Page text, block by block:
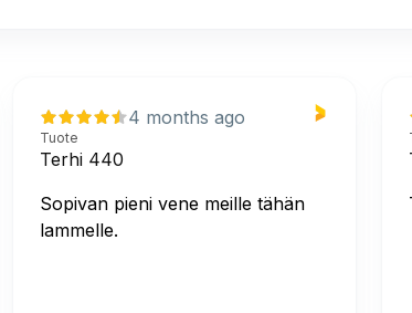
4 months ago
Tuote
Terhi 440
Sopivan pieni vene meille tähän
lammelle.